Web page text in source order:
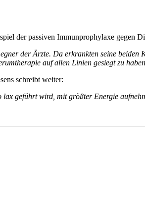
der passiven Immunprophylaxe gegen
der Ärzte. Da erkrankten seine
auf allen Linien gesiegt zu
schreibt weiter:
lax geführt wird, mit größter Energie